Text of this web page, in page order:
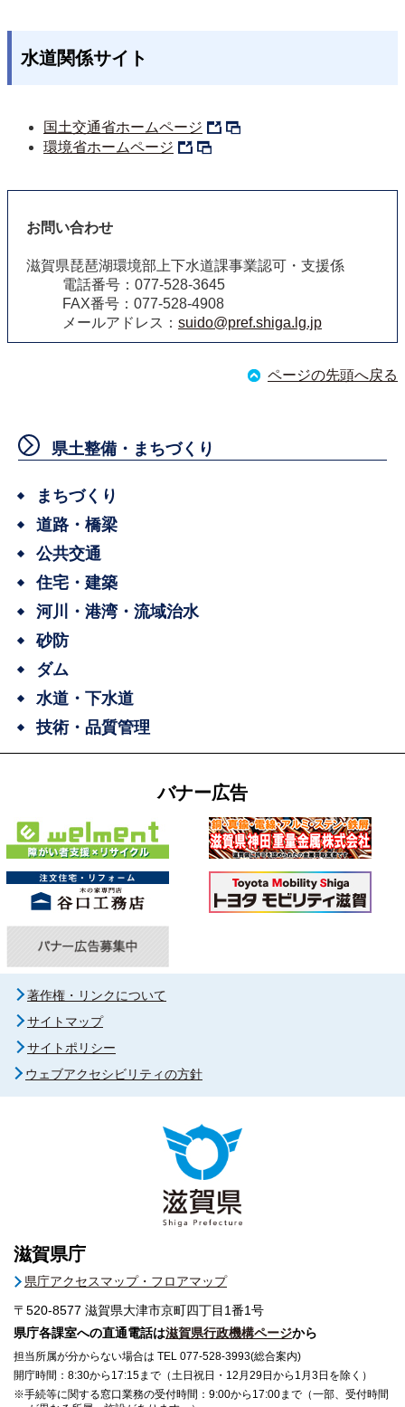
水道関係サイト
国土交通省ホームページ
環境省ホームページ
お問い合わせ
滋賀県琵琶湖環境部上下水道課事業認可・支援係
電話番号：077-528-3645
FAX番号：077-528-4908
メールアドレス： suido@pref.shiga.lg.jp
ページの先頭へ戻る
県土整備・まちづくり
まちづくり
道路・橋梁
公共交通
住宅・建築
河川・港湾・流域治水
砂防
ダム
水道・下水道
技術・品質管理
バナー広告
著作権・リンクについて
サイトマップ
サイトポリシー
ウェブアクセシビリティの方針
滋賀県庁
県庁アクセスマップ・フロアマップ
〒520-8577 滋賀県大津市京町四丁目1番1号
県庁各課室への直通電話は滋賀県行政機構ページから
担当所属が分からない場合は TEL 077-528-3993(総合案内)
開庁時間：8:30から17:15まで（土日祝日・12月29日から1月3日を除く）
※手続等に関する窓口業務の受付時間：9:00から17:00まで（一部、受付時間